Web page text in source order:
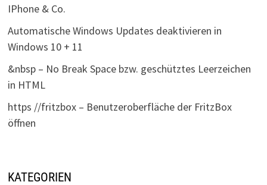
IPhone & Co.
Automatische Windows Updates deaktivieren in
Windows 10 + 11
&nbsp – No Break Space bzw. geschütztes Leerzeichen
in HTML
https //fritzbox – Benutzeroberfläche der FritzBox
öffnen
KATEGORIEN